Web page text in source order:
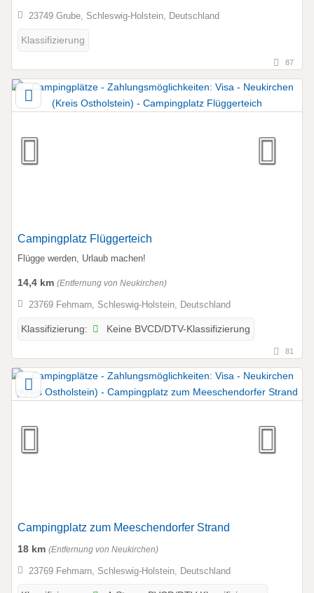
23749 Grube, Schleswig-Holstein, Deutschland
Klassifizierung
87
Campingplatz Flüggerteich
Flügge werden, Urlaub machen!
14,4 km (Entfernung von Neukirchen)
23769 Fehmarn, Schleswig-Holstein, Deutschland
Klassifizierung: Keine BVCD/DTV-Klassifizierung
81
Campingplatz zum Meeschendorfer Strand
18 km (Entfernung von Neukirchen)
23769 Fehmarn, Schleswig-Holstein, Deutschland